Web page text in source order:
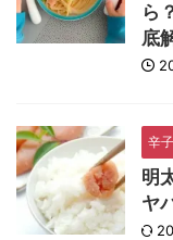
ら
底
辛
明
ヤ